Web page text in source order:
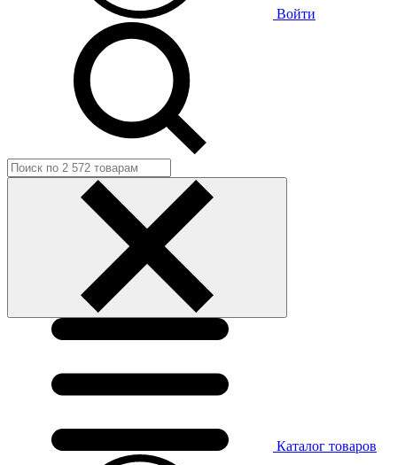
Войти
Каталог товаров